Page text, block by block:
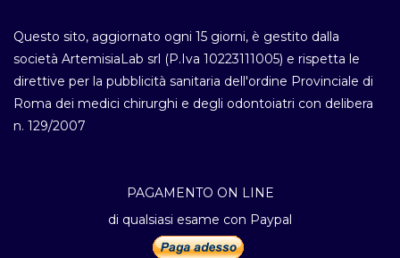
Questo sito, aggiornato ogni 15 giorni, è gestito dalla
società ArtemisiaLab srl (P.Iva 10223111005) e rispetta le
direttive per la pubblicità sanitaria dell'ordine Provinciale di
Roma dei medici chirurghi e degli odontoiatri con delibera
n. 129/2007
PAGAMENTO ON LINE
di qualsiasi esame con Paypal